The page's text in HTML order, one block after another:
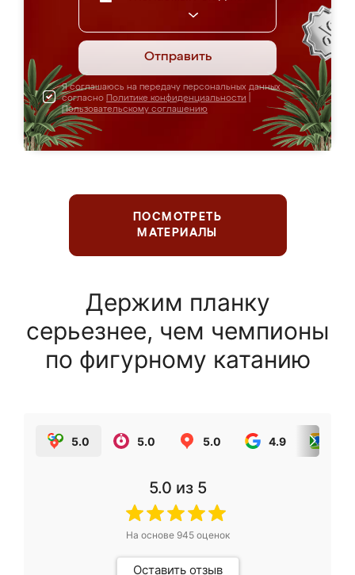
Отправить
Я соглашаюсь на передачу персональных данных
согласно Политике конфиденциальности
Пользовательскому соглашению
ПОСМОТРЕТЬ
МАТЕРИАЛЫ
Держим планку
серьезнее, чем чемпионы
по фигурному катанию
5.0 5.0 5.0 4.9
5.0 из 5
На основе 945оценок
Оставить отзыв